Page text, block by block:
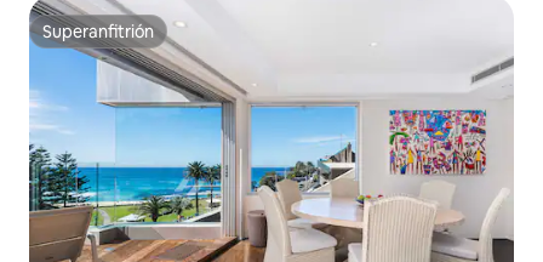
Superanfitrión
Superanfitrión